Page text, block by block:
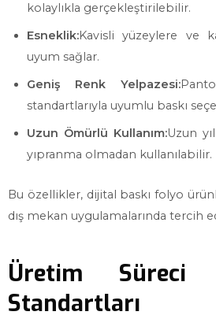
kolaylıkla gerçekleştirilebilir.
Esneklik:Kavisli yüzeylere ve
uyum sağlar.
Geniş Renk Yelpazesi:
standartlarıyla uyumlu baskı
Uzun Ömürlü Kullanım:Uzun
yıpranma olmadan kullanılabilir.
Bu özellikler, dijital baskı folyo
dış mekan uygulamalarında tercih
Üretim
Standartları